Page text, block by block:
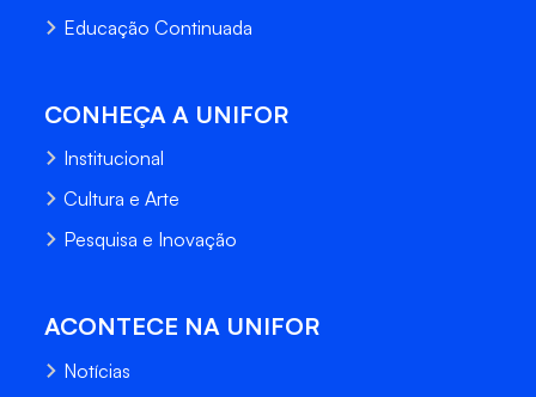
Educação Continuada
CONHEÇA A UNIFOR
Institucional
Cultura e Arte
Pesquisa e Inovação
ACONTECE NA UNIFOR
Notícias